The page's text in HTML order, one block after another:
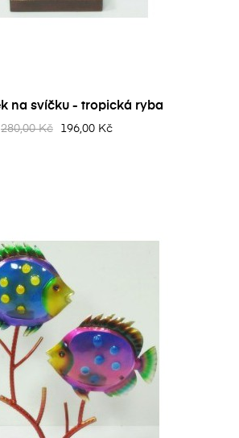
na svíčku - tropická ryba
280,00 Kč 196,00 Kč